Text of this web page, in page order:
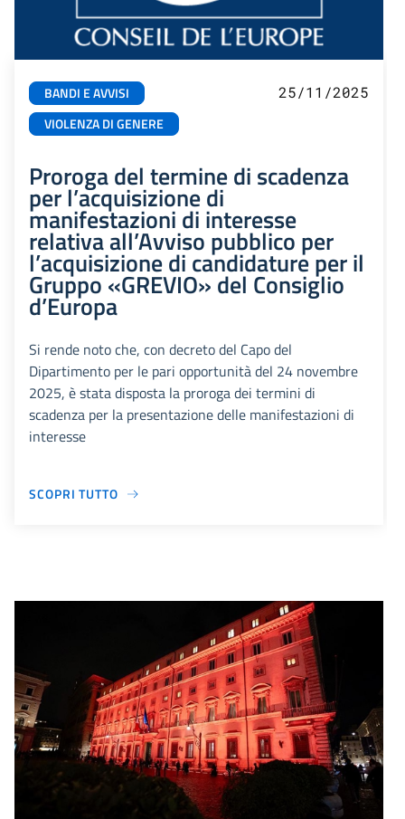
BANDI E AVVISI
VIOLENZA DI GENERE
25/11/2025
Proroga del termine di scadenza
per l’acquisizione di
manifestazioni di interesse
relativa all’Avviso pubblico per
l’acquisizione di candidature per il
Gruppo «GREVIO» del Consiglio
d’Europa
Si rende noto che, con decreto del Capo del
Dipartimento per le pari opportunità del 24 novembre
2025, è stata disposta la proroga dei termini di
scadenza per la presentazione delle manifestazioni di
interesse
SCOPRI TUTTO